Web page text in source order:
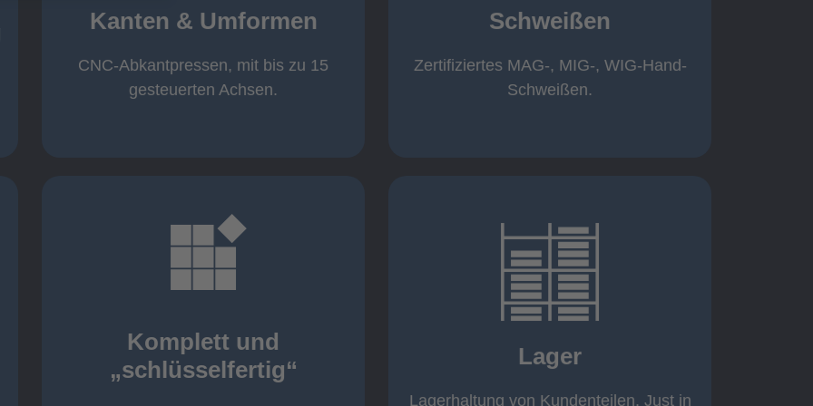
Kanten & Umformen
CNC-Abkantpressen, mit bis zu 15
gesteuerten Achsen.
Kanten & Umformen
von 160 kN bis 4000 kN
von 600 mm bis 4000 mm
Schweißen
Zertifiziertes MAG-, MIG-, WIG-Hand-
Schweißen.
Schweißen
Handarbeitsplätze 1,5 x 1,5 x 6m /
Roboterschweißen ø800 x 3.200mm
Komplett und
„schlüsselfertig“
„schlüsselfertig“:
Komponenten von Elting
mehr erfahren
Lager
Lagerhaltung von Kundenteilen. Just in
Rahmenverträge
Just in Time
eigener Fuhrpark
mehr erfahren